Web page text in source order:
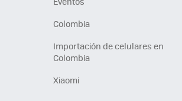
Colombia
Importación de celulares en
Colombia
Xiaomi